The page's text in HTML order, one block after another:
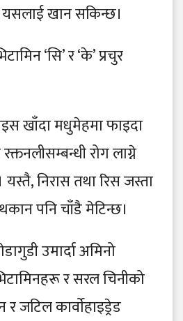
खान सकिन्छ।
‘सि’ र ‘के’ प्रचुर
खाँदा मधुमेहमा फाइदा
रोग लाग्ने
निरास तथा रिस जस्ता
पनि चाँडै मेटिन्छ।
उमार्दा अमिनो
र सरल चिनीको
र जटिल कार्वाेहाइड्रेड